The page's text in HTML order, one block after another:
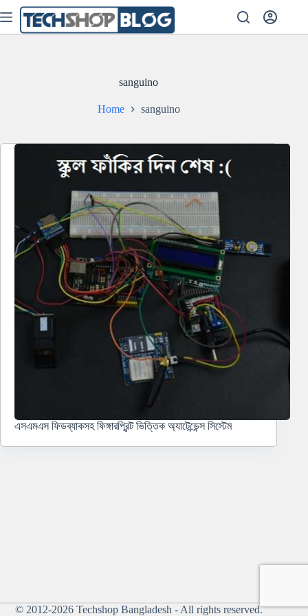
to
content
sanguino
Home sanguino
এসএমএস ফিডব্যাকসহ ফিঙ্গারপ্রিন্ট ভিত্তিক অ্যাটেন্ডেন্স সিস্টেম
© 2012-2026 Techshop Bangladesh - All rights reserved.